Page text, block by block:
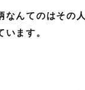
なんてのはその
ます。